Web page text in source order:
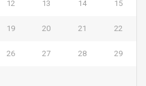
12 13 14 15
19 20 21 22
26 27 28 29